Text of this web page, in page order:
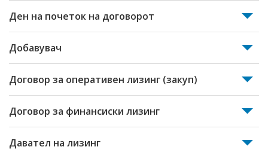
Ден на почеток на договорот
Добавувач
Договор за оперативен лизинг (закуп)
Договор за финансиски лизинг
Давател на лизинг